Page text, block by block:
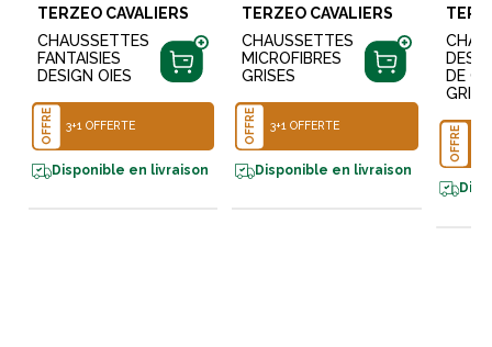
TERZEO CAVALIERS
CHAUSSETTES
FANTAISIES
DESIGN OIES
OFFRE 3+1 OFFERTE
Disponible en livraison
TERZEO CAVALIERS
CHAUSSETTES
MICROFIBRES
GRISES
OFFRE 3+1 OFFERTE
Disponible en livraison
DE
OFFRE